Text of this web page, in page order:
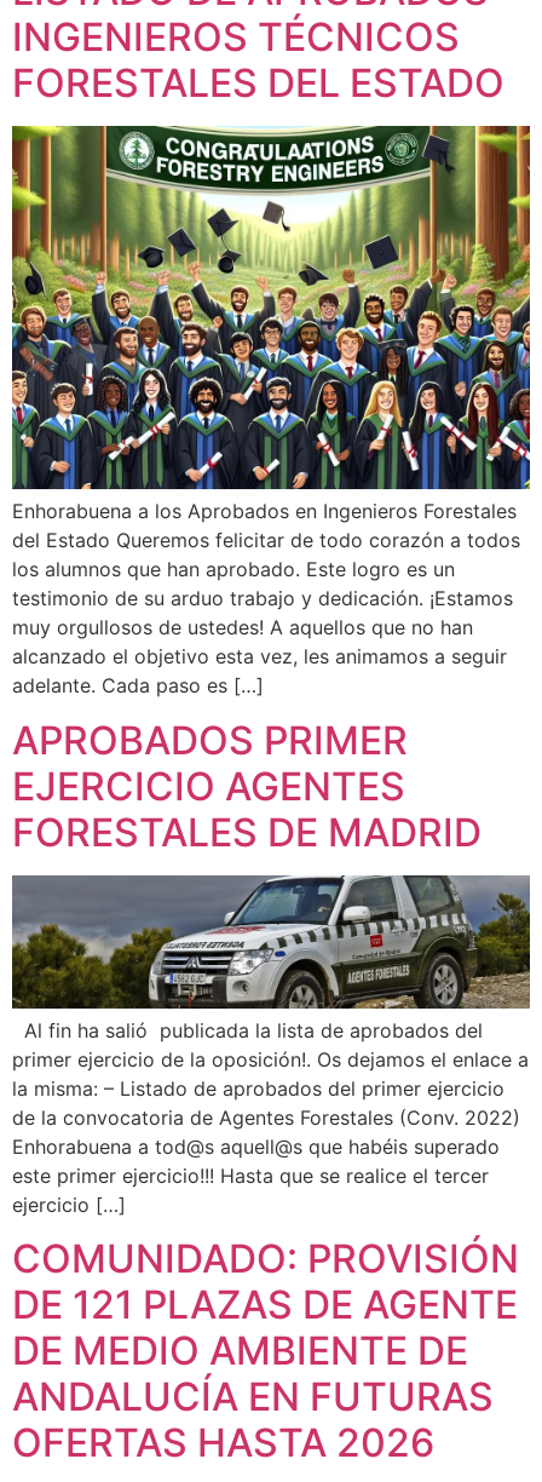
INGENIEROS TÉCNICOS
FORESTALES DEL ESTADO
Enhorabuena a los Aprobados en Ingenieros Forestales
del Estado Queremos felicitar de todo corazón a todos
los alumnos que han aprobado. Este logro es un
testimonio de su arduo trabajo y dedicación. ¡Estamos
muy orgullosos de ustedes! A aquellos que no han
alcanzado el objetivo esta vez, les animamos a seguir
adelante. Cada paso es […]
APROBADOS PRIMER
EJERCICIO AGENTES
FORESTALES DE MADRID
Al fin ha salió publicada la lista de aprobados del
primer ejercicio de la oposición!. Os dejamos el enlace a
la misma: – Listado de aprobados del primer ejercicio
de la convocatoria de Agentes Forestales (Conv. 2022)
Enhorabuena a tod@s aquell@s que habéis superado
este primer ejercicio!!! Hasta que se realice el tercer
ejercicio […]
COMUNIDADO: PROVISIÓN
DE 121 PLAZAS DE AGENTE
DE MEDIO AMBIENTE DE
ANDALUCÍA EN FUTURAS
OFERTAS HASTA 2026